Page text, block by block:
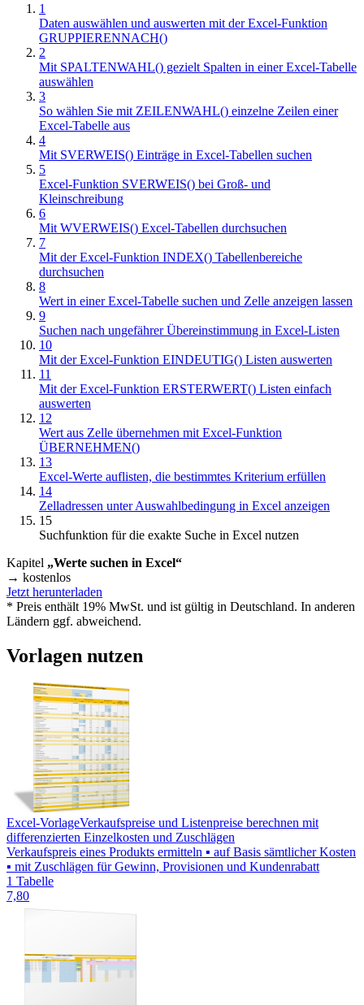
1
Daten auswählen und auswerten mit der Excel-Funktion
GRUPPIERENNACH()
2
Mit SPALTENWAHL() gezielt Spalten in einer Excel-Tabelle
auswählen
3
So wählen Sie mit ZEILENWAHL() einzelne Zeilen einer
Excel-Tabelle aus
4
Mit SVERWEIS() Einträge in Excel-Tabellen suchen
5
Excel-Funktion SVERWEIS() bei Groß- und
Kleinschreibung
6
Mit WVERWEIS() Excel-Tabellen durchsuchen
7
Mit der Excel-Funktion INDEX() Tabellenbereiche
durchsuchen
8
Wert in einer Excel-Tabelle suchen und Zelle anzeigen lassen
9
Suchen nach ungefährer Übereinstimmung in Excel-Listen
10
Mit der Excel-Funktion EINDEUTIG() Listen auswerten
11
Mit der Excel-Funktion ERSTERWERT() Listen einfach
auswerten
12
Wert aus Zelle übernehmen mit Excel-Funktion
ÜBERNEHMEN()
13
Excel-Werte auflisten, die bestimmtes Kriterium erfüllen
14
Zelladressen unter Auswahlbedingung in Excel anzeigen
15
Suchfunktion für die exakte Suche in Excel nutzen
Kapitel „Werte suchen in Excel“
→ kostenlos
Jetzt herunterladen
* Preis enthält 19% MwSt. und ist gültig in Deutschland. In anderen
Ländern ggf. abweichend.
Vorlagen nutzen
Excel-VorlageVerkaufspreise und Listenpreise berechnen mit
differenzierten Einzelkosten und Zuschlägen
Verkaufspreis eines Produkts ermitteln ▪ auf Basis sämtlicher Kosten
▪ mit Zuschlägen für Gewinn, Provisionen und Kundenrabatt
1 Tabelle
7,80